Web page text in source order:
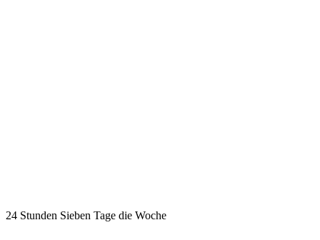
24 Stunden Sieben Tage die Woche